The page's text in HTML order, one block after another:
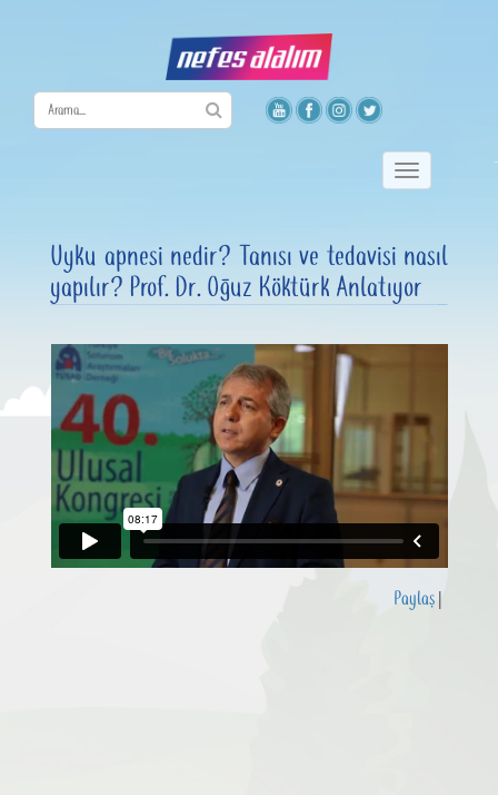
Toggle
Uyku apnesi nedir? Tanısı ve tedavisi nasıl
yapılır? Prof. Dr. Oğuz Köktürk Anlatıyor
Paylaş